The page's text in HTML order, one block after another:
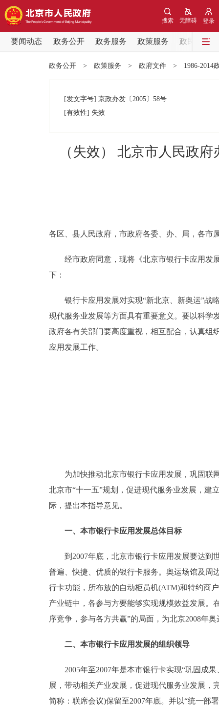
登录
无障碍
搜索
要闻动态 政务公开 政务服务 政策服务
政民互动
党中央精神
中介服务
绿色北京
ENGLISH
DEUTSCH
ESPAÑOL
ITALIANO
政务公开 > 政策服务 > 政府文件 > 1986-2014
[发文字号] 京政办发 〔2005〕 58号
[有效性] 失效
（失效） 北京市人民政
各区、县人民政府，市政府各委、办、局，各市
经市政府同意，现将《北京市银行卡应用发展
下：
银行卡应用发展对实现“新北京、新奥运”战
现代服务业发展等方面具有重要意义。要以科学
政府各有关部门要高度重视，相互配合，认真组
应用发展工作。
为加快推动北京市银行卡应用发展，巩固联网
北京市“十一五”规划，促进现代服务业发展，建
际，提出本指导意见。
一、本市银行卡应用发展总体目标
到2007年底，北京市银行卡应用发展要达到
普遍、快捷、优质的银行卡服务。奥运场馆及周
行卡功能，所布放的自动柜员机(ATM)和特约商
产业链中，各参与方要能够实现规模效益发展。
序竞争，参与各方共赢”的局面，为北京2008年
二、本市银行卡应用发展的组织领导
2005年至2007年是本市银行卡实现“巩固成果
展，带动相关产业发展，促进现代服务业发展，
简称：联席会议)保留至2007年底。并以“统一部